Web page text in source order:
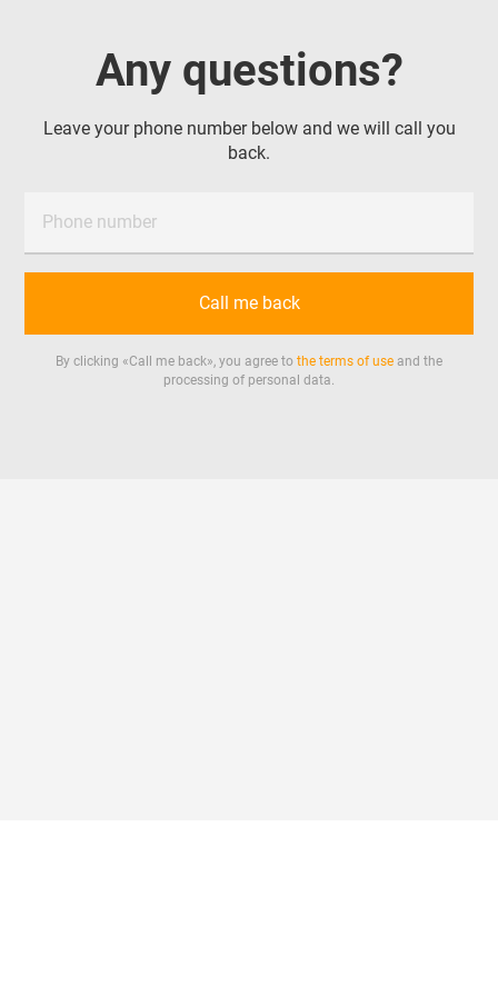
Any questions?
Leave your phone number below and we will call you
back.
Phone number
Call me back
By clicking «Call me back», you agree to the terms of use and the
processing of personal data.